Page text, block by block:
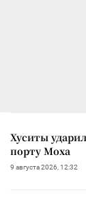
Хуситы
порту Моха
9 августа 2026, 12:32